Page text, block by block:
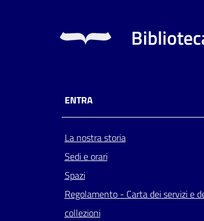
ENTRA
La nostra storia
Sedi e orari
Spazi
Regolamento - Carta dei servizi e
collezioni